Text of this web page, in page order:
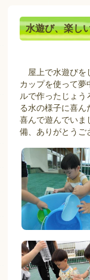
水遊び、楽し
屋上で水遊びを
カップを使って夢
ルで作ったじょう
る水の様子に喜ん
喜んで遊んでいま
備、ありがとうご